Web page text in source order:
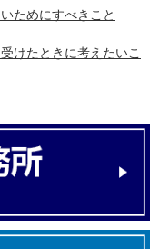
ためにすべきこと
けたときに考えたいこ